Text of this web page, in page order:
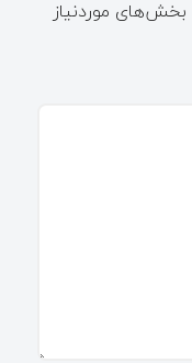
بخش‌های موردنیاز